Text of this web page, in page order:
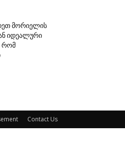
მორიელის
იდეალური
რომ
Contact Us